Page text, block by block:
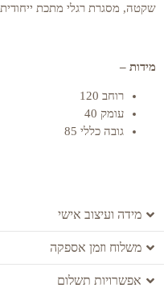
שקטה, מסגרת רגלי מתכת ייחודית
מידות –
רוחב 120
עומק 40
גובה כללי 85
מידה ועיצוב אישי
משלוח וזמן אספקה
אפשרויות תשלום